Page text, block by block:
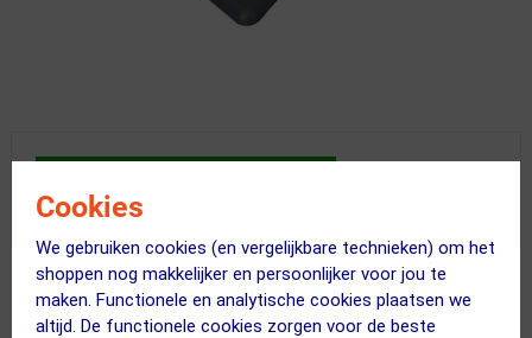
Cookies
We gebruiken cookies (en vergelijkbare technieken) om het
shoppen nog makkelijker en persoonlijker voor jou te
maken. Functionele en analytische cookies plaatsen we
altijd. De functionele cookies zorgen voor de beste
Vandaag besteld = maandag in huis!
14.99